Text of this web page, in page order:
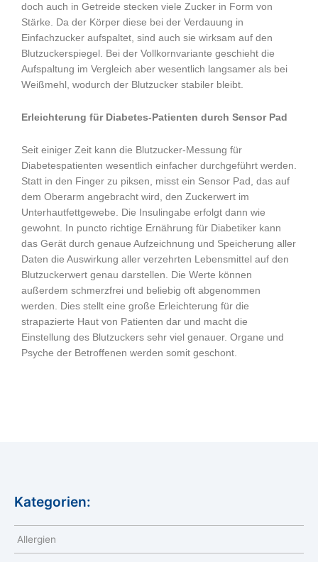
doch auch in Getreide stecken viele Zucker in Form von
Stärke. Da der Körper diese bei der Verdauung in
Einfachzucker aufspaltet, sind auch sie wirksam auf den
Blutzuckerspiegel. Bei der Vollkornvariante geschieht die
Aufspaltung im Vergleich aber wesentlich langsamer als bei
Weißmehl, wodurch der Blutzucker stabiler bleibt.
Erleichterung für Diabetes-Patienten durch Sensor Pad
Seit einiger Zeit kann die Blutzucker-Messung für
Diabetespatienten wesentlich einfacher durchgeführt werden.
Statt in den Finger zu piksen, misst ein Sensor Pad, das auf
dem Oberarm angebracht wird, den Zuckerwert im
Unterhautfettgewebe. Die Insulingabe erfolgt dann wie
gewohnt. In puncto richtige Ernährung für Diabetiker kann
das Gerät durch genaue Aufzeichnung und Speicherung aller
Daten die Auswirkung aller verzehrten Lebensmittel auf den
Blutzuckerwert genau darstellen. Die Werte können
außerdem schmerzfrei und beliebig oft abgenommen
werden. Dies stellt eine große Erleichterung für die
strapazierte Haut von Patienten dar und macht die
Einstellung des Blutzuckers sehr viel genauer. Organe und
Psyche der Betroffenen werden somit geschont.
Kategorien:
Allergien